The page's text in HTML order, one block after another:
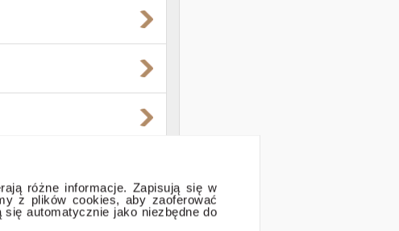
różne informacje. Zapisują się w
z plików cookies, aby zaoferować
automatycznie jako niezbędne do